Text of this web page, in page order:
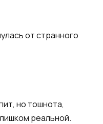
от странного
но тошнота,
реальной.